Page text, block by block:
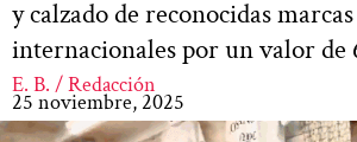
y calzado de reconocidas marcas
internacionales por un valor de
E. B. / Redacción
25 noviembre, 2025